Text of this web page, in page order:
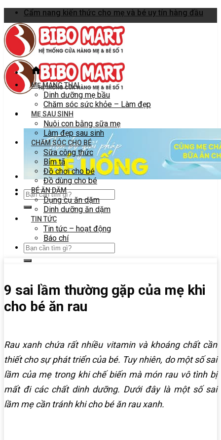
Skip
to
content
Cẩm nang kiến thức cho mẹ và bé uy tín hàng đầu
MẸ MANG THAI
Dinh dưỡng mẹ bầu
Chăm sóc sức khỏe – Làm đẹp
MẸ SAU SINH
Nuôi con bằng sữa mẹ
Làm đẹp sau sinh
CHĂM SÓC CHO BÉ
Sữa công thức
Bỉm tã
Đồ chơi cho bé
Đồ dùng cho bé
BÉ ĂN DẶM
Dụng cụ ăn dặm
Dinh dưỡng ăn dặm
TIN TỨC
Tin tức – hoạt động
Báo chí
9 sai lầm thường gặp của mẹ khi
cho bé ăn rau
Rau xanh chứa rất nhiều vitamin và khoáng chất cần
thiết cho sự phát triển của bé. Tuy nhiên, do một số sai
lầm của mẹ trong khi chế biến mà món rau vô tình bị
mất đi các chất dinh dưỡng. Dưới đây là một số sai
lầm mẹ cần tránh khi cho bé ăn rau xanh.